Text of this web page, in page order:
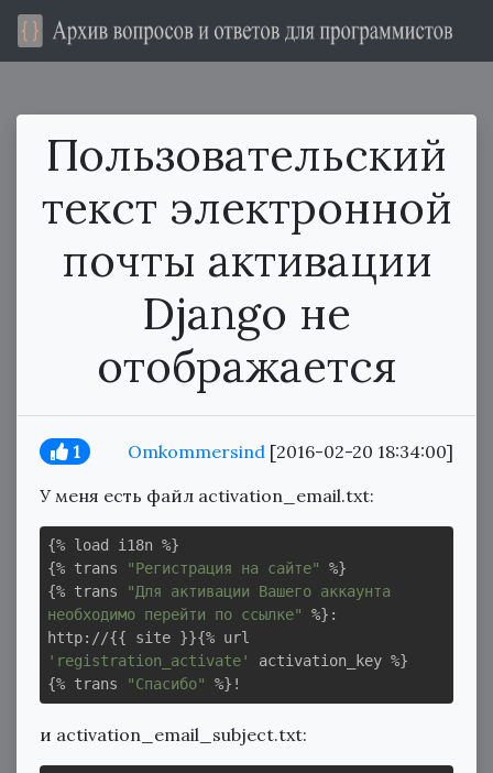
Пользовательский
текст электронной
почты активации
Django не
отображается
1 Omkommersind [2016-02-20 18:34:00]
У меня есть файл activation_email.txt:
{% load i18n %}
{% trans
"Регистрация на сайте"
%}
{% trans
"Для активации Вашего аккаунта
необходимо перейти по ссылке"
%}:
'registration_activate'
activation_key %}
{% trans
"Спасибо"
и activation_email_subject.txt: